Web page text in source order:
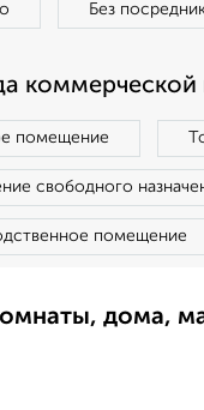
Без
коммерческой
помещение
свободного
помещение
дома,